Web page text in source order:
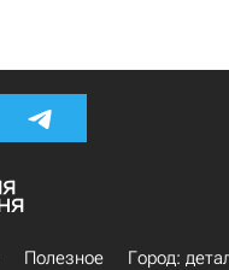
Полезное
Город: